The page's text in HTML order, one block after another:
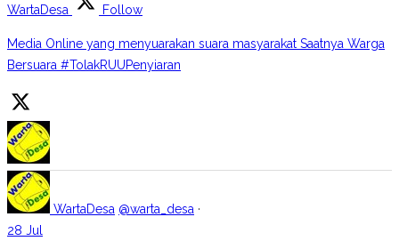
WartaDesa Follow
Media Online yang menyuarakan suara masyarakat Saatnya Warga
Bersuara #TolakRUUPenyiaran
WartaDesa @warta_desa ·
28 Jul